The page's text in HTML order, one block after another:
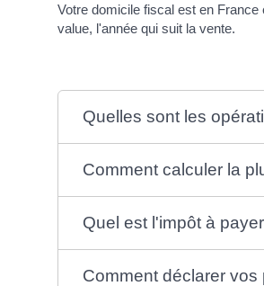
Votre domicile fiscal est en
value, l'année qui suit la vente.
Quelles sont les
Comment calculer la
Quel est l'impôt à
Comment déclarer